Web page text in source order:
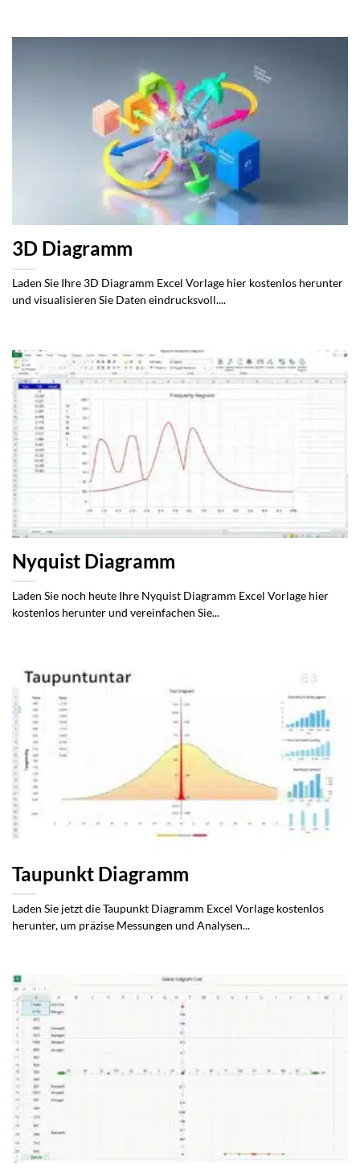
3D Diagramm
Laden Sie Ihre 3D Diagramm Excel Vorlage hier kostenlos herunter
und visualisieren Sie Daten eindrucksvoll....
Nyquist Diagramm
Laden Sie noch heute Ihre Nyquist Diagramm Excel Vorlage hier
kostenlos herunter und vereinfachen Sie...
Taupunkt Diagramm
Laden Sie jetzt die Taupunkt Diagramm Excel Vorlage kostenlos
herunter, um präzise Messungen und Analysen...